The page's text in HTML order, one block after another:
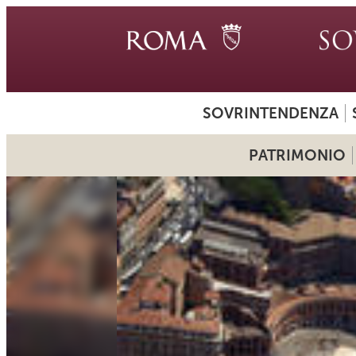
SOVRINTENDENZA
PATRIMONIO